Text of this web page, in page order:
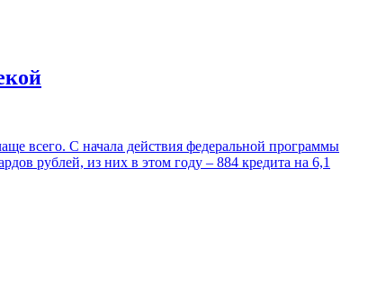
всего. С начала действия федеральной программы
рублей, из них в этом году – 884 кредита на 6,1